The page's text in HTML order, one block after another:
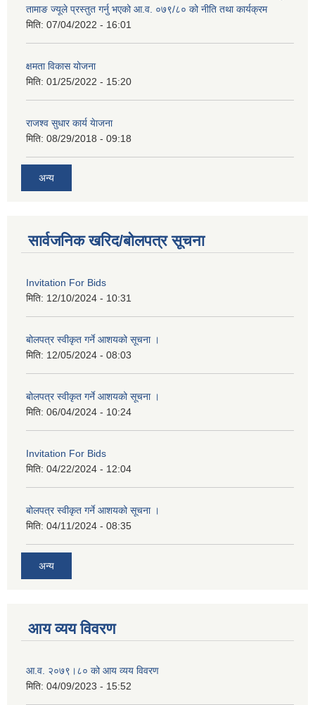
तामाङ ज्यूले प्रस्तुत गर्नु भएको आ.व. ०७९/८० को नीति तथा कार्यक्रम
मिति: 07/04/2022 - 16:01
क्षमता विकास योजना
मिति: 01/25/2022 - 15:20
राजश्व सुधार कार्य येाजना
मिति: 08/29/2018 - 09:18
अन्य
सार्वजनिक खरिद/बोलपत्र सूचना
Invitation For Bids
मिति: 12/10/2024 - 10:31
बोलपत्र स्वीकृत गर्ने आशयको सूचना ।
मिति: 12/05/2024 - 08:03
बोलपत्र स्वीकृत गर्ने आशयको सूचना ।
मिति: 06/04/2024 - 10:24
Invitation For Bids
मिति: 04/22/2024 - 12:04
बोलपत्र स्वीकृत गर्ने आशयको सूचना ।
मिति: 04/11/2024 - 08:35
अन्य
आय व्यय विवरण
आ.व. २०७९।८० को आय व्यय विवरण
मिति: 04/09/2023 - 15:52